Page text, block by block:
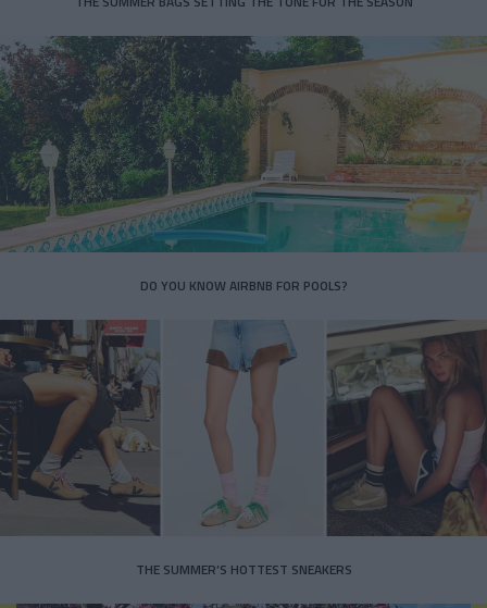
DO YOU KNOW AIRBNB FOR POOLS?
THE SUMMER’S HOTTEST SNEAKERS